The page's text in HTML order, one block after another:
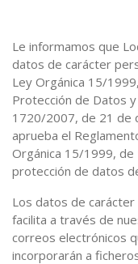
Le informamos que
datos de carácter
Ley Orgánica 15/
Protección de Datos
1720/2007, de 21 de
aprueba el
Orgánica 15/1999,
protección de datos
Los datos de
facilita a través de
correos electrónicos
incorporarán a